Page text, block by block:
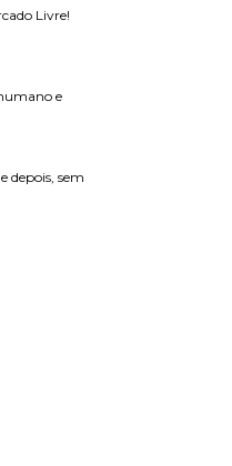
Livre!
e
depois, sem